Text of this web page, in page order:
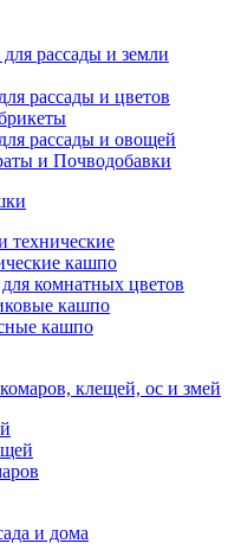
для рассады и земли
рассады и цветов
рассады и овощей
и Почводобавки
технические
кашпо
комнатных цветов
кашпо
кашпо
клещей, ос и змей
и дома